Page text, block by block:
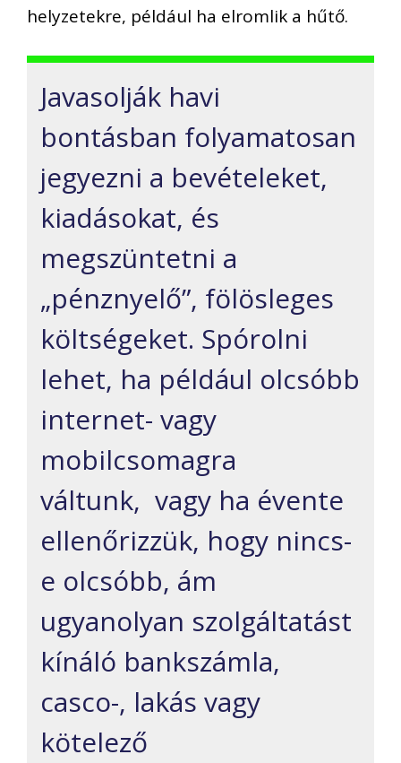
helyzetekre, például ha elromlik a hűtő.
Javasolják havi
bontásban folyamatosan
jegyezni a bevételeket,
kiadásokat, és
megszüntetni a
„pénznyelő”, fölösleges
költségeket. Spórolni
lehet, ha például olcsóbb
internet- vagy
mobilcsomagra
váltunk, vagy ha évente
ellenőrizzük, hogy nincs-
e olcsóbb, ám
ugyanolyan szolgáltatást
kínáló bankszámla,
casco-, lakás vagy
kötelező